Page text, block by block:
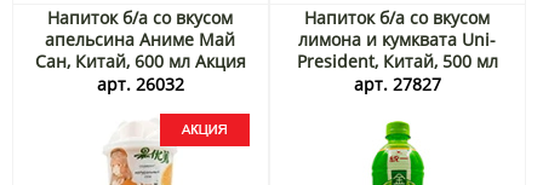
Напиток б/а со вкусом
апельсина Аниме Май
Сан, Китай, 600 мл Акция
арт. 26032
Напиток б/а со вкусом
лимона и кумквата Uni-
President, Китай, 500 мл
арт. 27827